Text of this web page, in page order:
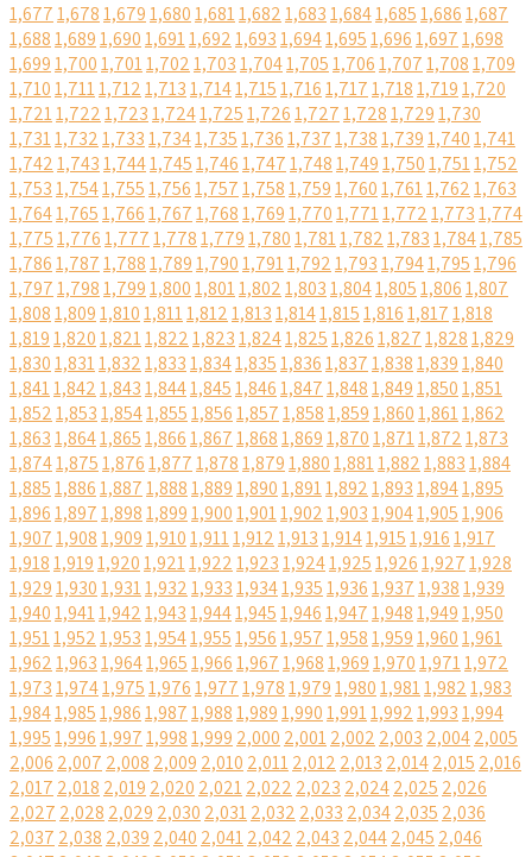
1,6771,6781,6791,6801,6811,6821,6831,6841,6851,6861,687
1,6881,6891,6901,6911,6921,6931,6941,6951,6961,6971,698
1,6991,7001,7011,7021,7031,7041,7051,7061,7071,7081,709
1,7101,7111,7121,7131,7141,7151,7161,7171,7181,7191,720
1,7211,7221,7231,7241,7251,7261,7271,7281,7291,730
1,7311,7321,7331,7341,7351,7361,7371,7381,7391,7401,741
1,7421,7431,7441,7451,7461,7471,7481,7491,7501,7511,752
1,7531,7541,7551,7561,7571,7581,7591,7601,7611,7621,763
1,7641,7651,7661,7671,7681,7691,7701,7711,7721,7731,774
1,7751,7761,7771,7781,7791,7801,7811,7821,7831,7841,785
1,7861,7871,7881,7891,7901,7911,7921,7931,7941,7951,796
1,7971,7981,7991,8001,8011,8021,8031,8041,8051,8061,807
1,8081,8091,8101,8111,8121,8131,8141,8151,8161,8171,818
1,8191,8201,8211,8221,8231,8241,8251,8261,8271,8281,829
1,8301,8311,8321,8331,8341,8351,8361,8371,8381,8391,840
1,8411,8421,8431,8441,8451,8461,8471,8481,8491,8501,851
1,8521,8531,8541,8551,8561,8571,8581,8591,8601,8611,862
1,8631,8641,8651,8661,8671,8681,8691,8701,8711,8721,873
1,8741,8751,8761,8771,8781,8791,8801,8811,8821,8831,884
1,8851,8861,8871,8881,8891,8901,8911,8921,8931,8941,895
1,8961,8971,8981,8991,9001,9011,9021,9031,9041,9051,906
1,9071,9081,9091,9101,9111,9121,9131,9141,9151,9161,917
1,9181,9191,9201,9211,9221,9231,9241,9251,9261,9271,928
1,9291,9301,9311,9321,9331,9341,9351,9361,9371,9381,939
1,9401,9411,9421,9431,9441,9451,9461,9471,9481,9491,950
1,9511,9521,9531,9541,9551,9561,9571,9581,9591,9601,961
1,9621,9631,9641,9651,9661,9671,9681,9691,9701,9711,972
1,9731,9741,9751,9761,9771,9781,9791,9801,9811,9821,983
1,9841,9851,9861,9871,9881,9891,9901,9911,9921,9931,994
1,9951,9961,9971,9981,999 2,000 2,0012,002 2,003 2,0042,005
2,006 2,007 2,008 2,009 2,010 2,0112,012 2,013 2,0142,015 2,016
2,017 2,018 2,019 2,020 2,0212,022 2,023 2,0242,025 2,026
2,027 2,028 2,029 2,030 2,0312,032 2,033 2,0342,035 2,036
2,037 2,038 2,039 2,040 2,0412,042 2,043 2,0442,045 2,046